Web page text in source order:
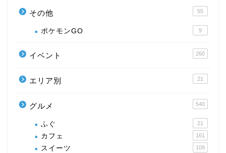
その他 55
ポケモンGO 9
イベント 260
エリア別 21
グルメ 540
ふぐ 21
カフェ 161
スイーツ 109